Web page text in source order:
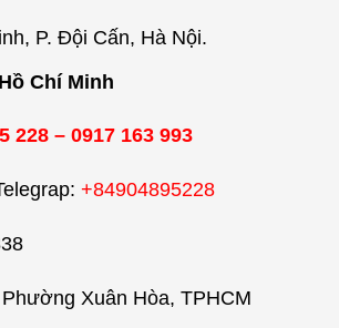
P. Đội Cấn, Hà Nội.
Chí Minh
228 – 0917 163 993
+84904895228
Xuân Hòa, TPHCM